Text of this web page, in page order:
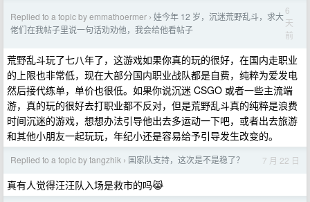
Replied to a topic by emmathoermer › 娃今年 12 岁，沉迷荒野乱斗，求大
佬们在我帖子里说一句话劝劝他，我会给他看帖子
6
天
前
荒野乱斗玩了七八年了，这游戏如果你真的玩的很好，在国内走职业
的上限也非常低，现在大部分国内职业战队都是自费，纯粹为爱发电
然后接代练单，单价也很低。如果你说沉迷 CSGO 或者一些主流端
游，真的玩的很好去打职业都不反对，但是荒野乱斗真的纯粹是浪费
时间沉迷的游戏，想想办法引导他出去多运动一下吧，或者出去旅游
和其他小朋友一起玩玩，年纪小还是容易给予引导发生改变的。
Replied to a topic by tangzhik › 国家队支持，这次是不是稳了？ 7 月 22 日
真有人觉得汪汪队入场是救市的吗😹